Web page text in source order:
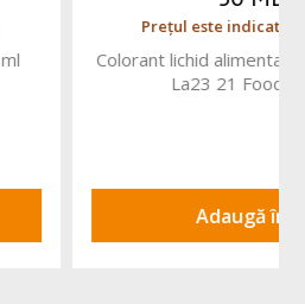
este indicat pentru 1 Buc
alimentar cu pompa Ruby